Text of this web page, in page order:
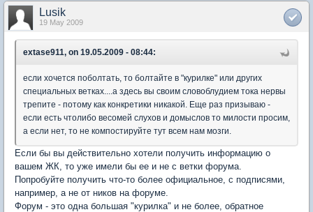
Lusik
19 May 2009
extase911, on 19.05.2009 - 08:44:
если хочется поболтать, то болтайте в "курилке" или других
специальных ветках....а здесь вы своим словоблудием тока нервы
трепите - потому как конкретики никакой. Еще раз призываю -
если есть чтолибо весомей слухов и домыслов то милости просим,
а если нет, то не компостируйте тут всем нам мозги.
Если бы вы действительно хотели получить информацию о
вашем ЖК, то уже имели бы ее и не с ветки форума.
Попробуйте получить что-то более официальное, с подписями,
например, а не от ников на форуме.
Форум - это одна большая "курилка" и не более, обратное